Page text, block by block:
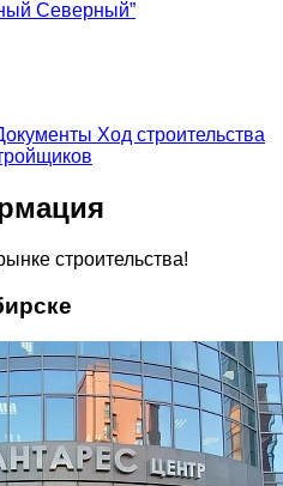
Северный”
Ход строительства
строительства!